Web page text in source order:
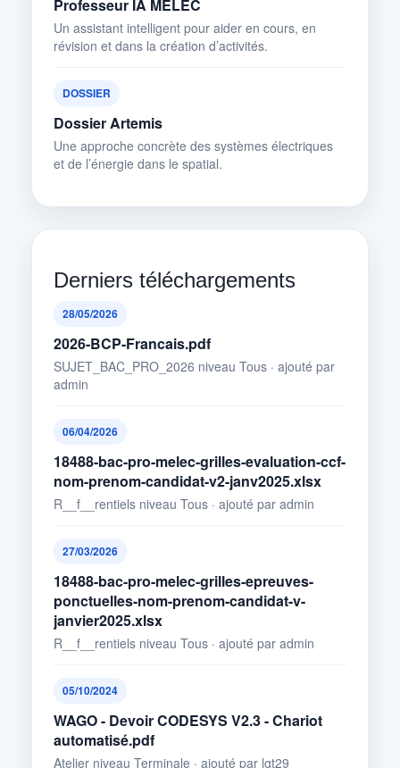
Professeur IA MELEC
Un assistant intelligent pour aider en cours, en
révision et dans la création d’activités.
DOSSIER
Dossier Artemis
Une approche concrète des systèmes électriques
et de l’énergie dans le spatial.
Derniers téléchargements
28/05/2026
2026-BCP-Francais.pdf
SUJET_BAC_PRO_2026 niveau Tous · ajouté par
admin
06/04/2026
18488-bac-pro-melec-grilles-evaluation-ccf-
nom-prenom-candidat-v2-janv2025.xlsx
R__f__rentiels niveau Tous · ajouté par admin
27/03/2026
18488-bac-pro-melec-grilles-epreuves-
ponctuelles-nom-prenom-candidat-v-
janvier2025.xlsx
R__f__rentiels niveau Tous · ajouté par admin
05/10/2024
WAGO - Devoir CODESYS V2.3 - Chariot
automatisé.pdf
Atelier niveau Terminale · ajouté par lgt29